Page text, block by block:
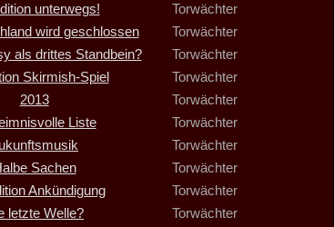
unterwegs!
Torwächter
wird geschlossen
Torwächter
als drittes Standbein?
Torwächter
Skirmish-Spiel
Torwächter
2013
Torwächter
Liste
Torwächter
Torwächter
Sachen
Torwächter
Ankündigung
Torwächter
letzte Welle?
Torwächter